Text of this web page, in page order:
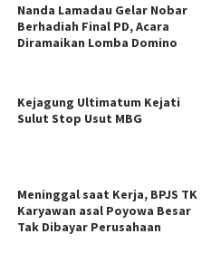
Nanda Lamadau Gelar Nobar
Berhadiah Final PD, Acara
Diramaikan Lomba Domino
Kejagung Ultimatum Kejati
Sulut Stop Usut MBG
Meninggal saat Kerja, BPJS TK
Karyawan asal Poyowa Besar
Tak Dibayar Perusahaan